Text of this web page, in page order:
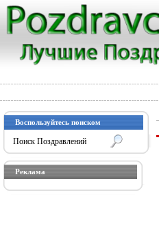
Воспользуйтесь поиском
Реклама